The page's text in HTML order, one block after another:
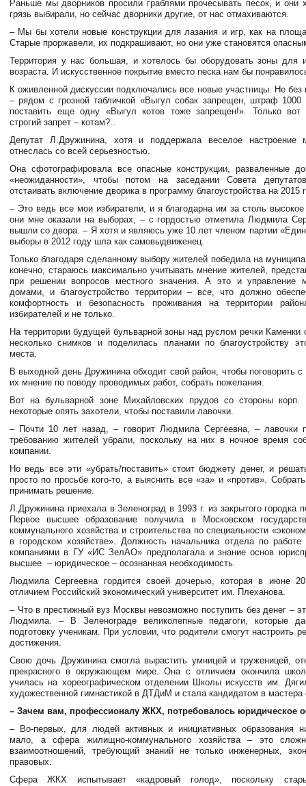
Раньше мы дворников просили граблями прочесывать песок, и они
грязь выбирали, но сейчас дворники другие, от нас отмахиваются.
– Мы бы хотели новые конструкции для лазания и игр, как на
Старые проржавели, их подкрашивают, но они уже становятся
Территория у нас большая, и хотелось бы оборудовать зоны для
возраста. И искусственное покрытие вместо песка нам бы
К оживленной дискуссии подключались все новые участницы. Не без
– рядом с грозной табличкой «Выгул собак запрещен, штраф 1000
поставить еще одну «Выгул котов тоже запрещен!». Только вот
строгий запрет – котам?..
Депутат Л.Дружинина, хотя и поддержала веселое настроение
отнеслась со всей серьезностью.
Она сфотографировала все опасные конструкции, разваленные
«неожиданности», чтобы потом на заседании Совета
отстаивать включение дворика в программу благоустройства на 2015
– Это ведь все мои избиратели, и я благодарна им за столь высокое
они мне оказали на выборах, – с гордостью отметила Людмила
вышли со двора. – Я хотя и являюсь уже 10 лет членом партии
выборы в 2012 году шла как самовыдвиженец.
Только благодаря сделанному выбору жителей победила на
конечно, стараюсь максимально учитывать мнение жителей,
при решении вопросов местного значения. А это и управление
домами, и благоустройство территории – все, что должно
комфортность и безопасность проживания на территории
избирателей и не только.
На территории будущей бульварной зоны над руслом речки Каменки
несколько снимков и поделилась планами по благоустройству
места.
В выходной день Дружинина обходит свой район, чтобы поговорить
их мнение по поводу проводимых работ, собрать пожелания.
Вот на бульварной зоне Михайловских прудов со стороны корп.
некоторые опять захотели, чтобы поставили лавочки.
– Почти 10 лет назад, – говорит Людмила Сергеевна, – лавочки
требованию жителей убрали, поскольку на них в ночное время
компании.
Но ведь все эти «убрать/поставить» стоит бюджету денег, и
просто по просьбе кого-то, а выяснить все «за» и «против».
принимать решение.
Л.Дружинина приехала в Зеленоград в 1993 г. из закрытого городка
Первое высшее образование получила в Московском
коммунального хозяйства и строительства по специальности
в городском хозяйстве». Должность начальника отдела по
компаниями в ГУ «ИС ЗелАО» предполагала и знание основ
высшее – юридическое – осознанная необходимость.
Людмила Сергеевна гордится своей дочерью, которая в июне
отличием Российский экономический университет им. Плеханова.
– Что в престижный вуз Москвы невозможно поступить без денег –
Людмила. – В Зеленограде великолепные педагоги, которые
подготовку ученикам. При условии, что родители смогут настроить
достижения.
Свою дочь Дружинина смогла вырастить умницей и труженицей,
прекрасного в окружающем мире. Она с отличием окончила
училась на хореографическом отделении Школы искусств им.
художественной гимнастикой в ДТДиМ и стала кандидатом в мастера
– Зачем вам, профессионалу ЖКХ, потребовалось юридическое
– Во-первых, для людей активных и инициативных образования
мало, а сфера жилищно-коммунального хозяйства – это
взаимоотношений, требующий знаний не только инженерных,
правовых.
Сфера ЖКХ испытывает «кадровый голод», поскольку